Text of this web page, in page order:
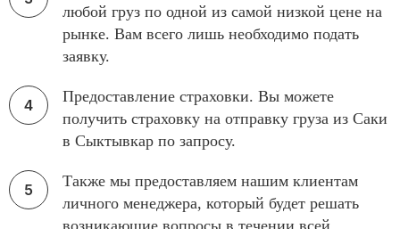
любой груз по одной из самой низкой цене на
рынке. Вам всего лишь необходимо подать
заявку.
Предоставление страховки. Вы можете
получить страховку на отправку груза из Саки
в Сыктывкар по запросу.
Также мы предоставляем нашим клиентам
личного менеджера, который будет решать